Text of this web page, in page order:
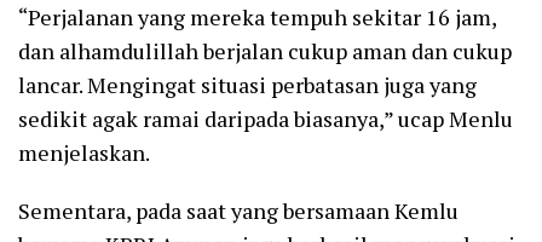
“Perjalanan yang mereka tempuh sekitar 16 jam,
dan alhamdulillah berjalan cukup aman dan cukup
lancar. Mengingat situasi perbatasan juga yang
sedikit agak ramai daripada biasanya,” ucap Menlu
menjelaskan.
Sementara, pada saat yang bersamaan Kemlu